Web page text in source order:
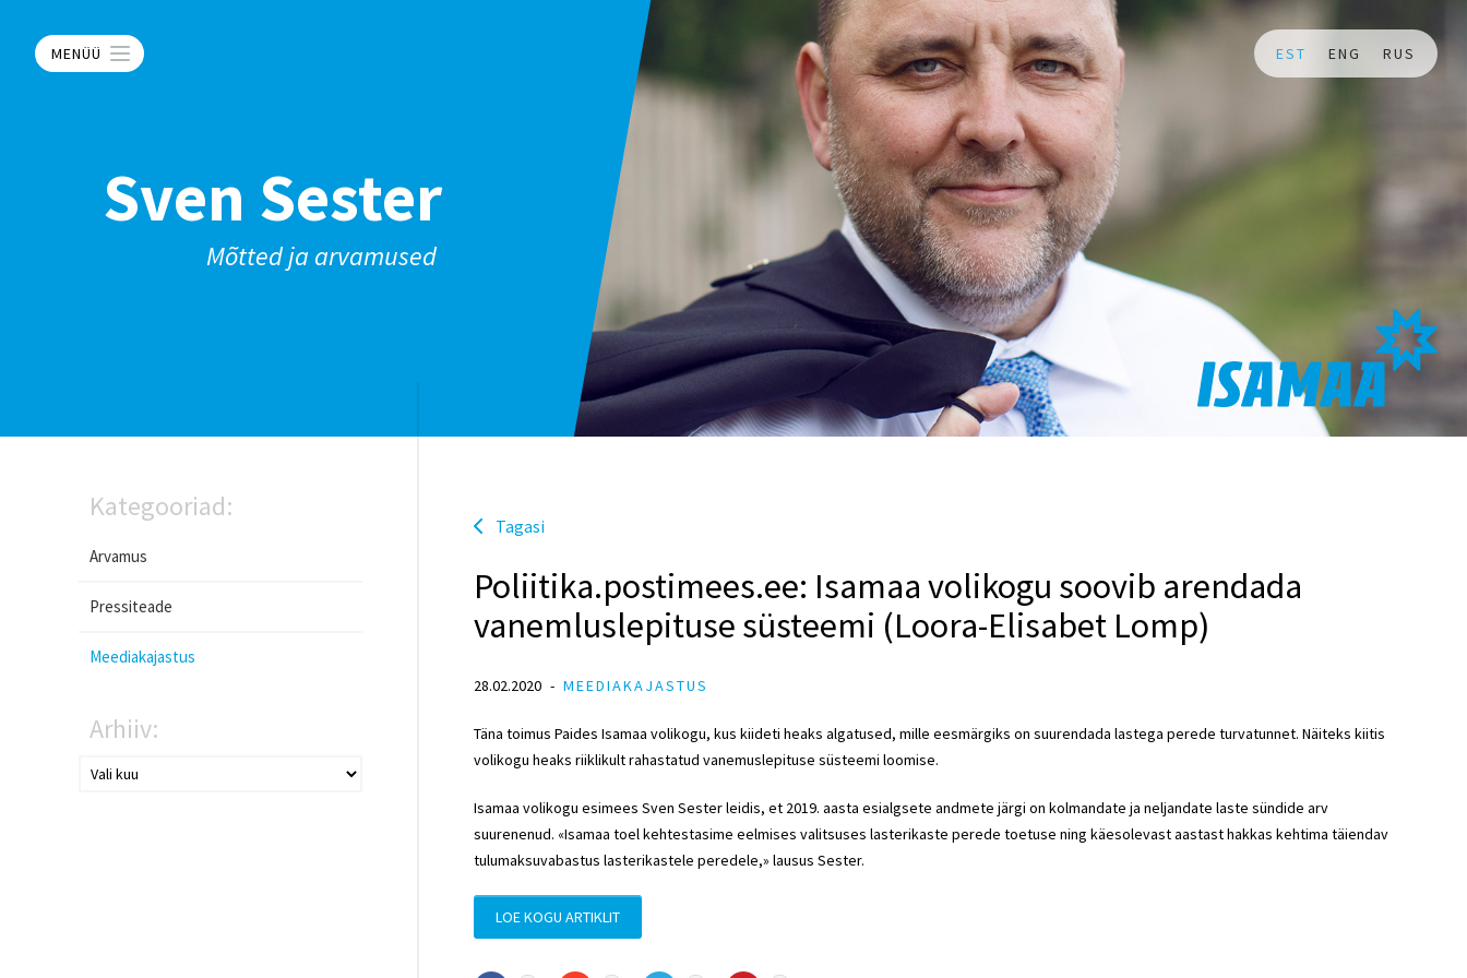
MENÜÜ EST ENG RUS
Sven Sester
Mõtted ja arvamused
Kategooriad:
Arvamus
Pressiteade
Meediakajastus
Arhiiv:
Tagasi
Poliitika.postimees.ee: Isamaa volikogu soovib arendada
vanemluslepituse süsteemi (Loora-Elisabet Lomp)
28.02.2020 MEEDIAKAJASTUS
Täna toimus Paides Isamaa volikogu, kus kiideti heaks algatused, mille eesmärgiks on suurendada lastega perede turvatunnet. Näiteks kiitis
volikogu heaks riiklikult rahastatud vanemuslepituse süsteemi loomise.
Isamaa volikogu esimees Sven Sesterleidis, et 2019. aasta esialgsete andmete järgi on kolmandate ja neljandate laste sündide arv
suurenenud. «Isamaa toel kehtestasime eelmises valitsuses lasterikaste perede toetuse ning käesolevast aastast hakkas kehtima täiendav
tulumaksuvabastus lasterikastele peredele,» lausus Sester.
LOE KOGU ARTIKLIT